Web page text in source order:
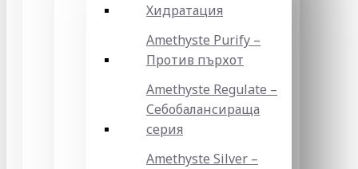
Хидратация
Amethyste Purify –
Против пърхот
Amethyste Regulate –
Себобалансираща
серия
Amethyste Silver –